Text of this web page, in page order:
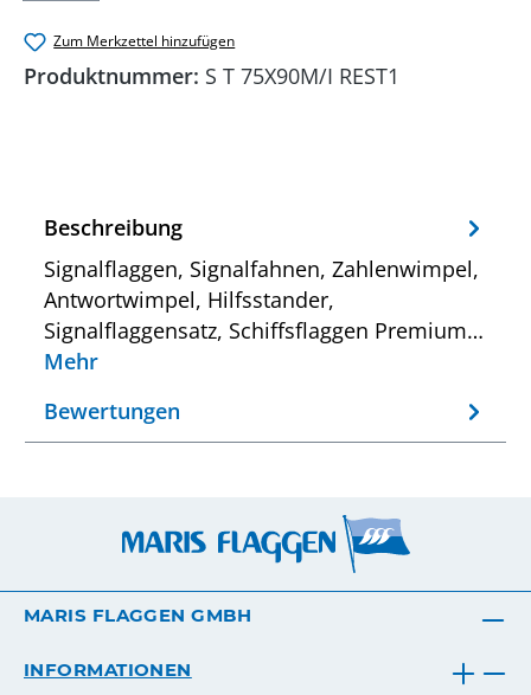
Zum Merkzettel hinzufügen
Produktnummer: S T 75X90M/I REST1
Beschreibung
Signalflaggen, Signalfahnen, Zahlenwimpel,
Antwortwimpel, Hilfsstander,
Signalflaggensatz, Schiffsflaggen Premium…
Mehr
Bewertungen
MARIS FLAGGEN GMBH
INFORMATIONEN